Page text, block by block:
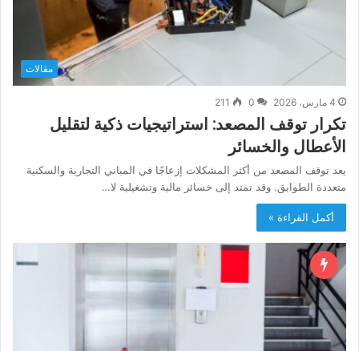
مقالات
4 مارس، 2026 0
211
تكرار توقف المصعد: استراتيجيات ذكية لتقليل
الأعطال والخسائر
يعد توقف المصعد من أكثر المشكلات إزعاجًا في المباني التجارية والسكنية
متعددة الطوابق. وقد تمتد إلى خسائر مالية وتشغيلية لا…
أكمل القراءة »